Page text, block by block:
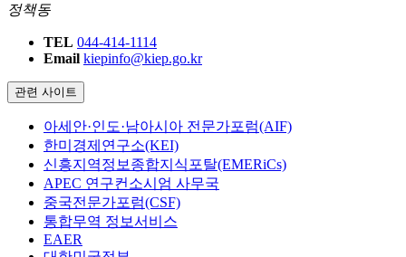
정책동
TEL 044-414-1114
Email kiepinfo@kiep.go.kr
관련 사이트
아세안·인도·남아시아 전문가포럼(AIF)
한미경제연구소(KEI)
신흥지역정보종합지식포탈(EMERiCs)
APEC 연구컨소시엄 사무국
중국전문가포럼(CSF)
통합무역 정보서비스
EAER